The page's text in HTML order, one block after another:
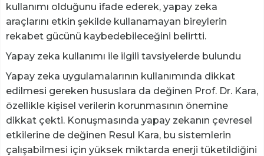
kullanımı olduğunu ifade ederek, yapay zeka
araçlarını etkin şekilde kullanamayan bireylerin
rekabet gücünü kaybedebileceğini belirtti.
Yapay zeka kullanımı ile ilgili tavsiyelerde bulundu
Yapay zeka uygulamalarının kullanımında dikkat
edilmesi gereken hususlara da değinen Prof. Dr. Kara,
özellikle kişisel verilerin korunmasının önemine
dikkat çekti. Konuşmasında yapay zekanın çevresel
etkilerine de değinen Resul Kara, bu sistemlerin
çalışabilmesi için yüksek miktarda enerji tüketildiğini